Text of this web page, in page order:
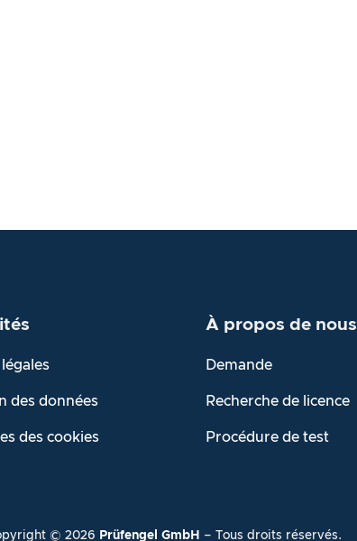
des données
des cookies
À propos de nous
Demande
Recherche de licence
Procédure de test
© 2026 Prüfengel GmbH – Tous droits réservés.